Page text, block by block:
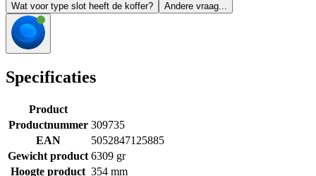
Wat voor type slot heeft de koffer?
Andere vraag...
Specificaties
Product
Productnummer 309735
EAN
5052847125885
Gewicht product 6309 gr
Hoogte product 354 mm